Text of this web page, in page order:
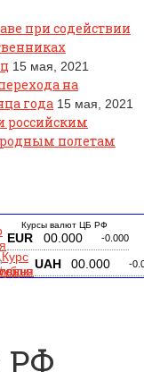
при содействии
15 мая, 2021
на
года 15 мая, 2021
российским
полетам
Курсы валют ЦБ РФ
EUR 00.000 -0.000
UAH 00.000 -
РФ